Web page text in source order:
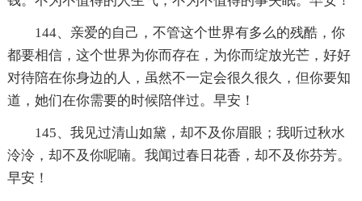
144、亲爱的自己，不管这个世界有多么的残酷，你
都要相信，这个世界为你而存在，为你而绽放光芒，好好
对待陪在你身边的人，虽然不一定会很久很久，但你要知
道，她们在你需要的时候陪伴过。早安！
145、我见过清山如黛，却不及你眉眼；我听过秋水
泠泠，却不及你呢喃。我闻过春日花香，却不及你芬芳。
早安！